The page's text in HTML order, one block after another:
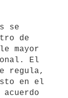
de
mayor
El
regula,
en el